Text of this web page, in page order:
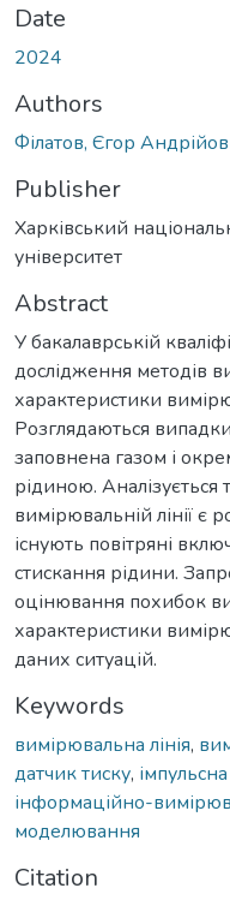
Date
2024
Authors
Філатов, Єгор
Publisher
Харківський
університет
Abstract
У бакалаврській
дослідження методів
характеристики
Розглядаються
заповнена газом і
рідиною. Аналізується
вимірювальній лінії є
існують повітряні
стискання рідини.
оцінювання похибок
характеристики
даних ситуацій.
Keywords
вимірювальна лінія,
датчик тиску,
інформаційно-
моделювання
Citation